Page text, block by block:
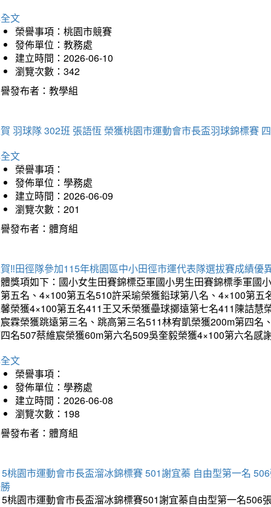
文
榮譽事項：桃園市競賽
發佈單位：教務處
建立時間：2026-06-10
瀏覽次數：342
發布者：教學組
羽球隊 302班 張語恆 榮獲桃園市運動會市長盃羽球錦標賽
文
榮譽事項：
發佈單位：學務處
建立時間：2026-06-09
瀏覽次數：201
發布者：體育組
‼️田徑隊參加115年桃園區中小田徑市運代表隊選拔賽成績優
獎項如下：國小女生田賽錦標亞軍國小男生田賽錦標季軍國
五名、4×100第五名510許采瑜榮獲鉛球第八名、4×100第
榮獲4×100第五名411王又禾榮獲壘球擲遠第七名411陳詰
霖榮獲跳遠第三名、跳高第三名511林宥凱榮獲200m第四
名507蔡維宸榮獲60m第六名509吳奎毅榮獲4×100第六名
文
榮譽事項：
發佈單位：學務處
建立時間：2026-06-08
瀏覽次數：198
發布者：體育組
桃園市運動會市長盃溜冰錦標賽 501謝宜蓁 自由型第一名
桃園市運動會市長盃溜冰錦標賽501謝宜蓁自由型第一名